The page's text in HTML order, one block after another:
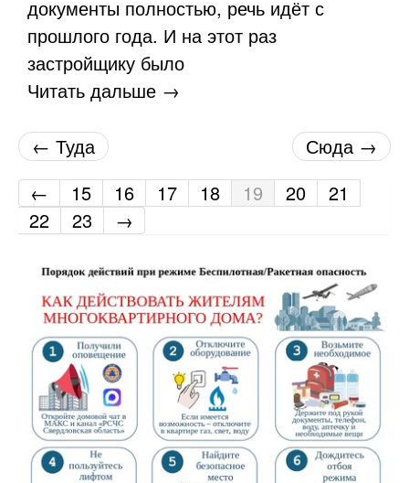
документы полностью, речь идёт с
прошлого года. И на этот раз
застройщику было
Читать дальше →
← Туда
Сюда →
←
15 16 17 18 19 20
21
22
23 →